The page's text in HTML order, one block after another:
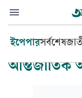
ইপেপারসর্বশেষ
আন্তর্জাতিক